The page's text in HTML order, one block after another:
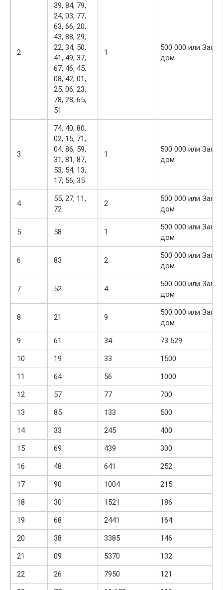
2
39, 84, 79,
24, 03, 77,
63, 66, 20,
43, 88, 29,
22, 34, 50,
41, 49, 37,
67, 46, 45,
08, 42, 01,
25, 06, 23,
78, 28, 65,
51
1
500 000 или
дом
3
74, 40, 80,
02, 15, 71,
04, 86, 59,
31, 81, 87,
53, 54, 13,
17, 56, 35
1
500 000 или
дом
4
55, 27, 11,
72
2
500 000 или
дом
5 58 1
500 000 или
дом
6 83 2
500 000 или
дом
7 52 4
500 000 или
дом
8 21 9
500 000 или
дом
9
61 34
73 529
10
19 33
1500
11
64 56
1000
12
57 77
700
13
85 133
500
14
33 245
400
15
69 439
300
16
48 641
252
17
90 1004
215
18
30 1521
186
19
68 2441
164
20
38 3385
146
21
09 5370
132
22
26 7950
121